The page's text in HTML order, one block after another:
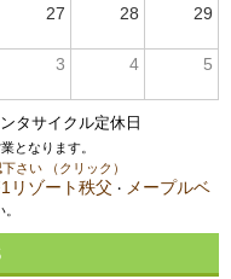
27 28 29
3 4 5
タサイクル定休日
となります。
さい （クリック）
リゾート秩父 ・ メープルベ